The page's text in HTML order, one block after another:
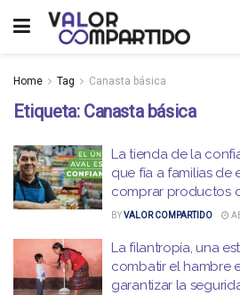
Home Tag Canasta básica
Etiqueta: Canasta básica
La tienda de la
que fía a familias de
comprar productos
BYVALOR COMPARTIDO
La filantropía, una
combatir el hambre
garantizar la